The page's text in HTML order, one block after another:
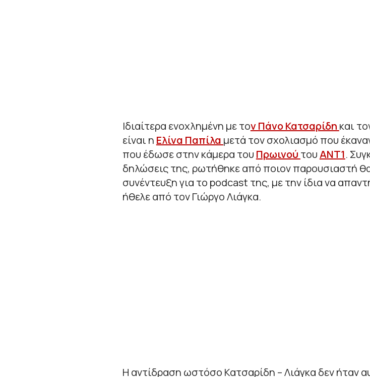
Ιδιαίτερα ενοχλημένη με τον Πάνο Κατσαρίδη και
είναι η Ελίνα Παπίλα μετά τον σχολιασμό που
που έδωσε στην κάμερα του Πρωινού τουΑΝΤ1.
δηλώσεις της, ρωτήθηκε από ποιον παρουσιαστή
συνέντευξη για το podcast της, με την ίδια να
ήθελε από τον Γιώργο Λιάγκα.
Η αντίδραση ωστόσο Κατσαρίδη – Λιάγκα δεν ήταν